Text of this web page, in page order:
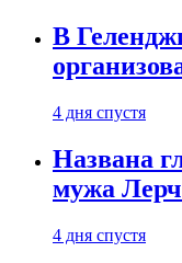
В
4 дня спустя
Названа
мужа
4 дня спустя